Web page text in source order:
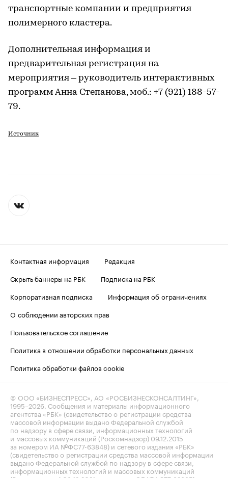
транспортные компании и предприятия
полимерного кластера.
Дополнительная информация и
предварительная регистрация на
мероприятия – руководитель интерактивных
программ Анна Степанова, моб.: +7 (921) 188-57-
79.
Источник
Контактная информация
Редакция
Скрыть баннеры на РБК
Подписка на РБК
Корпоративная подписка
Информация об ограничениях
О соблюдении авторских прав
Пользовательское соглашение
Политика в отношении обработки персональных данных
Политика обработки файлов cookie
© ООО «БИЗНЕСПРЕСС», АО «РОСБИЗНЕСКОНСАЛТИНГ»,
1995–2026. Сообщения и материалы информационного
агентства «РБК» (свидетельство о регистрации средства
массовой информации выдано Федеральной службой
по надзору в сфере связи, информационных технологий
и массовых коммуникаций (Роскомнадзор) 09.12.2015
за номером ИА №ФС77-63848) и сетевого издания «РБК»
(свидетельство о регистрации средства массовой информации
выдано Федеральной службой по надзору в сфере связи,
информационных технологий и массовых коммуникаций